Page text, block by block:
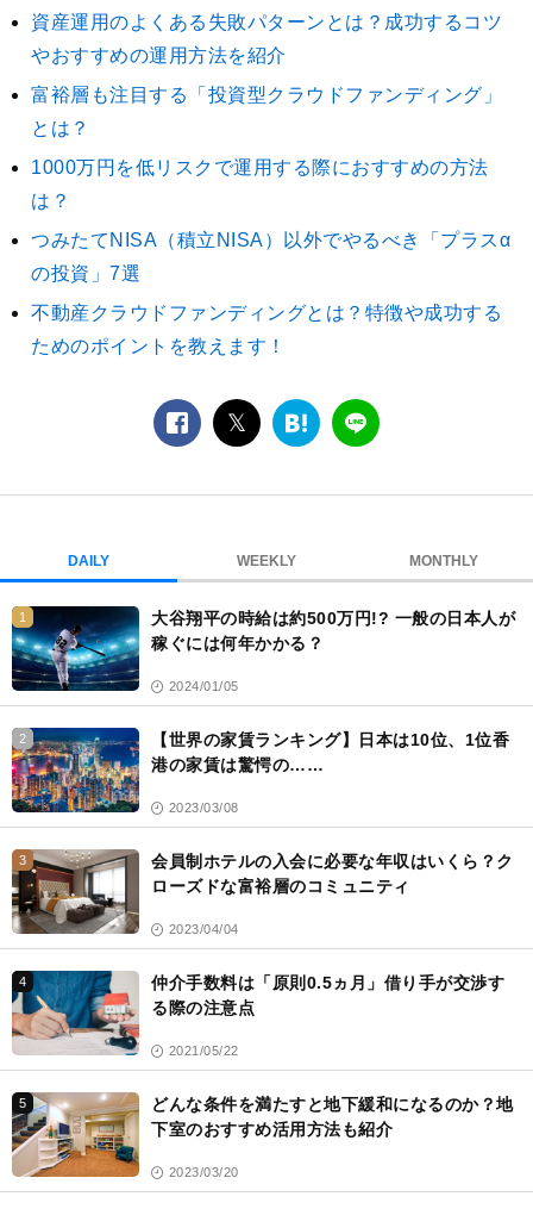
資産運用のよくある失敗パターンとは？成功するコツ
やおすすめの運用方法を紹介
富裕層も注目する「投資型クラウドファンディング」
とは？
1000万円を低リスクで運用する際におすすめの方法
は？
つみたてNISA（積立NISA）以外でやるべき「プラスα
の投資」7選
不動産クラウドファンディングとは？特徴や成功する
ためのポイントを教えます！
facebook
twitterは
ブ
ク
マ
ク
LINE
DAILY WEEKLY MONTHLY
1
大谷翔平の時給は約500万円!? 一般の日本人が
稼ぐには何年かかる？
2024/01/05
2
【世界の家賃ランキング】日本は10位、1位香
港の家賃は驚愕の……
2023/03/08
3
会員制ホテルの入会に必要な年収はいくら？ク
ローズドな富裕層のコミュニティ
2023/04/04
4
仲介手数料は「原則0.5ヵ月」借り手が交渉す
る際の注意点
2021/05/22
5
どんな条件を満たすと地下緩和になるのか？地
下室のおすすめ活用方法も紹介
2023/03/20